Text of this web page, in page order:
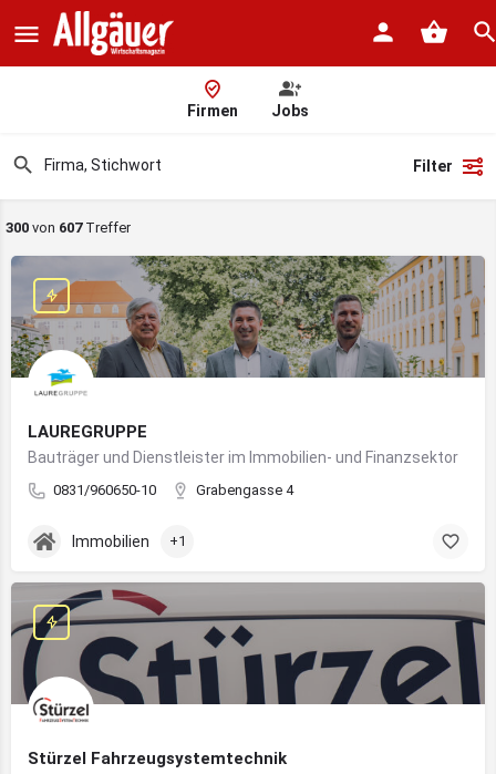
Firmen Jobs
Filter
300 von 607Treffer
LAUREGRUPPE
Bauträger und Dienstleister im Immobilien- und Finanzsektor
0831/960650-10 Grabengasse 4
Immobilien +1
Stürzel Fahrzeugsystemtechnik